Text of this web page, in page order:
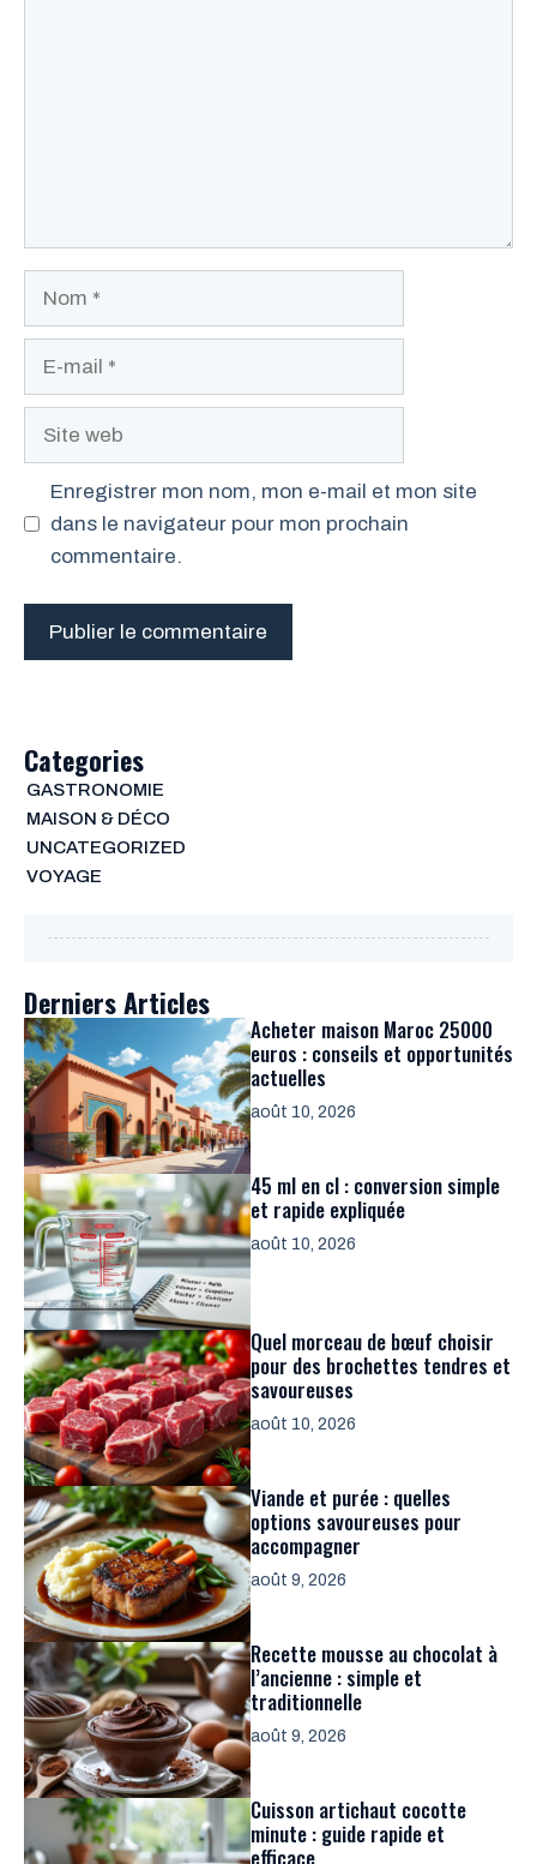
Site
Enregistrer mon nom, mon e-mail et mon site
dans le navigateur pour mon prochain
commentaire.
Categories
GASTRONOMIE
MAISON & DÉCO
UNCATEGORIZED
VOYAGE
Derniers Articles
Acheter maison Maroc 25000
euros : conseils et opportunités
actuelles
août 10, 2026
45 ml en cl : conversion simple
et rapide expliquée
août 10, 2026
Quel morceau de bœuf choisir
pour des brochettes tendres et
savoureuses
août 10, 2026
Viande et purée : quelles
options savoureuses pour
accompagner
août 9, 2026
Recette mousse au chocolat à
l’ancienne : simple et
traditionnelle
août 9, 2026
Cuisson artichaut cocotte
minute : guide rapide et
efficace